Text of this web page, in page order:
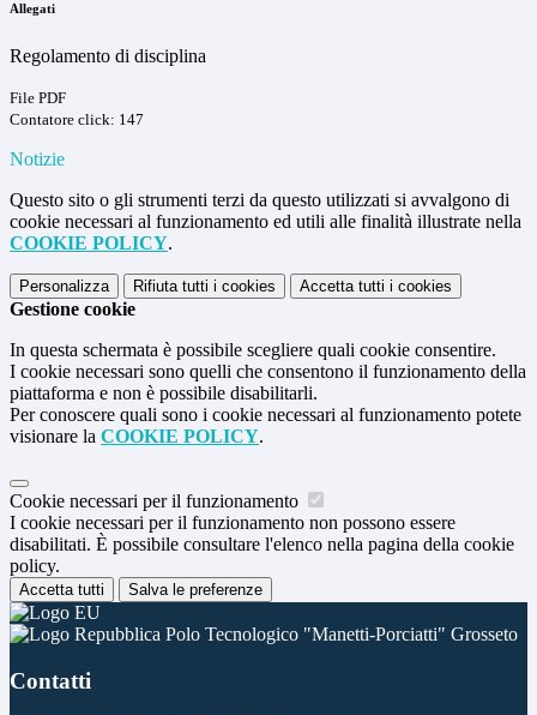
Allegati
Regolamento di disciplina
File PDF
Contatore click: 147
Notizie
Questo sito o gli strumenti terzi da questo utilizzati si avvalgono di
cookie necessari al funzionamento ed utili alle finalità illustrate nella
COOKIE POLICY.
Personalizza Rifiuta tutti i cookies Accetta tutti i cookies
Gestione cookie
In questa schermata è possibile scegliere quali cookie consentire.
I cookie necessari sono quelli che consentono il funzionamento della
piattaforma e non è possibile disabilitarli.
Per conoscere quali sono i cookie necessari al funzionamento potete
visionare la COOKIE POLICY.
Cookie necessari per il funzionamento
I cookie necessari per il funzionamento non possono essere
disabilitati. È possibile consultare l'elenco nella pagina della cookie
policy.
Accetta tutti Salva le preferenze
Polo Tecnologico "Manetti-Porciatti" Grosseto
Contatti